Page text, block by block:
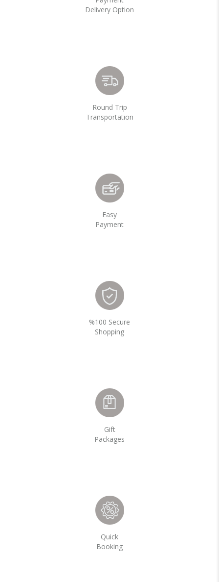
Delivery Option
Round Trip
Transportation
Easy
Payment
%100 Secure
Shopping
Gift
Packages
Quick
Booking